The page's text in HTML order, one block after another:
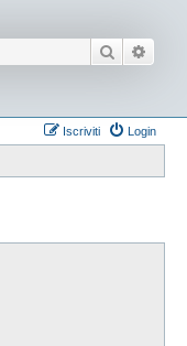
Cerca
Login
Iscriviti